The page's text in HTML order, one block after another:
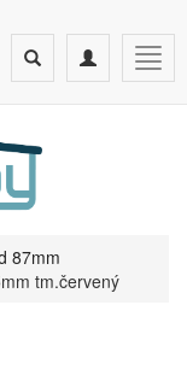
Toggle
navigation
Toggle
search
87mm
tm.červený